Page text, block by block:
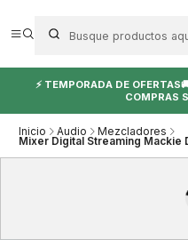
⚡ TEMPORADA DE
COMPRAS
Inicio Audio Mezcladores
Mixer Digital Streaming Mackie